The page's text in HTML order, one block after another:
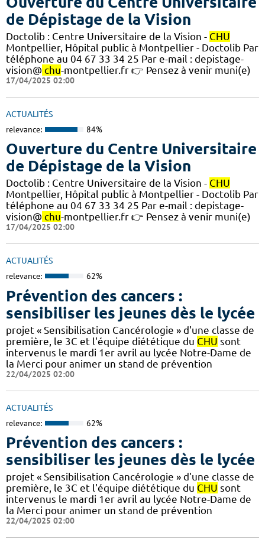
de Dépistage de la Vision
Doctolib : Centre Universitaire de la Vision - CHU
Montpellier, Hôpital public à Montpellier - Doctolib Par
téléphone au 04 67 33 34 25 Par e-mail : depistage-
vision@ chu-montpellier.fr 👉 Pensez à venir muni(e)
17/04/2025 02:00
ACTUALITÉS
relevance: 84%
Ouverture du Centre Universitaire
de Dépistage de la Vision
Doctolib : Centre Universitaire de la Vision - CHU
Montpellier, Hôpital public à Montpellier - Doctolib Par
téléphone au 04 67 33 34 25 Par e-mail : depistage-
vision@ chu-montpellier.fr 👉 Pensez à venir muni(e)
17/04/2025 02:00
ACTUALITÉS
relevance: 62%
Prévention des cancers :
sensibiliser les jeunes dès le lycée
projet « Sensibilisation Cancérologie » d'une classe de
première, le 3C et l'équipe diététique du CHU sont
intervenus le mardi 1er avril au lycée Notre-Dame de
la Merci pour animer un stand de prévention
22/04/2025 02:00
ACTUALITÉS
relevance: 62%
Prévention des cancers :
sensibiliser les jeunes dès le lycée
projet « Sensibilisation Cancérologie » d'une classe de
première, le 3C et l'équipe diététique du CHU sont
intervenus le mardi 1er avril au lycée Notre-Dame de
la Merci pour animer un stand de prévention
22/04/2025 02:00